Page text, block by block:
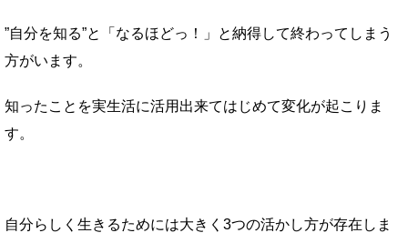
”自分を知る”と「なるほどっ！」と納得して終わってしまう
方がいます。
知ったことを実生活に活用出来てはじめて変化が起こりま
す。
自分らしく生きるためには大きく3つの活かし方が存在しま